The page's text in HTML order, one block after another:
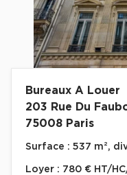
Bureaux A Louer
203 Rue Du
75008 Paris
Surface : 537 m²,
Loyer : 780 € HT/